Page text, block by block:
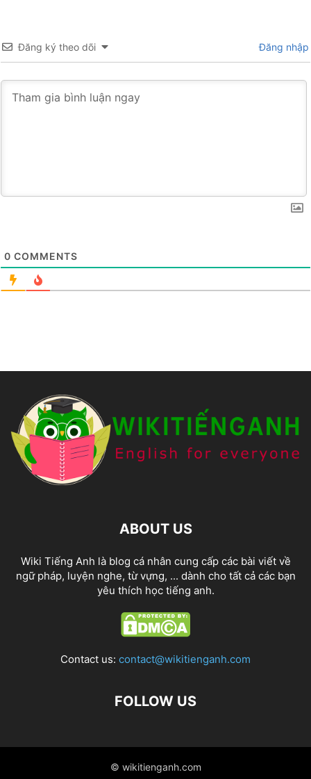
Đăng ký theo dõi Đăng nhập
0 COMMENTS
ABOUT US
Wiki Tiếng Anh là blog cá nhân cung cấp các bài viết về
ngữ pháp, luyện nghe, từ vựng, ... dành cho tất cả các bạn
yêu thích học tiếng anh.
Contact us: contact@wikitienganh.com
FOLLOW US
© wikitienganh.com